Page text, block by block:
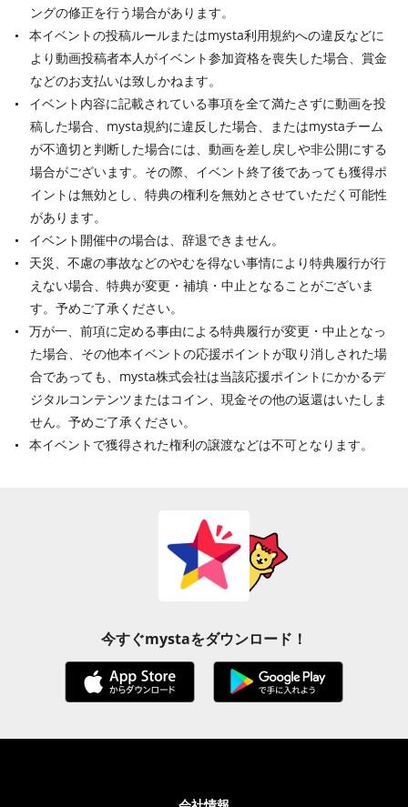
ングの修正を行う場合があります。
本イベントの投稿ルールまたはmysta利用規約への違反などに
より動画投稿者本人がイベント参加資格を喪失した場合、賞金
などのお支払いは致しかねます。
イベント内容に記載されている事項を全て満たさずに動画を投
稿した場合、mysta規約に違反した場合、またはmystaチーム
が不適切と判断した場合には、動画を差し戻しや非公開にする
場合がございます。その際、イベント終了後であっても獲得ポ
イントは無効とし、特典の権利を無効とさせていただく可能性
があります。
イベント開催中の場合は、辞退できません。
天災、不慮の事故などのやむを得ない事情により特典履行が行
えない場合、特典が変更・補填・中止となることがございま
す。予めご了承ください。
万が一、前項に定める事由による特典履行が変更・中止となっ
た場合、その他本イベントの応援ポイントが取り消しされた場
合であっても、mysta株式会社は当該応援ポイントにかかるデ
ジタルコンテンツまたはコイン、現金その他の返還はいたしま
せん。予めご了承ください。
本イベントで獲得された権利の譲渡などは不可となります。
今すぐmystaをダウンロード！